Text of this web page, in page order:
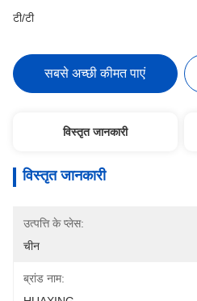
टी/टी
सबसे अच्छी कीमत पाएं
विस्तृत जानकारी
विस्तृत जानकारी
उत्पत्ति के प्लेस:
चीन
ब्रांड नाम: